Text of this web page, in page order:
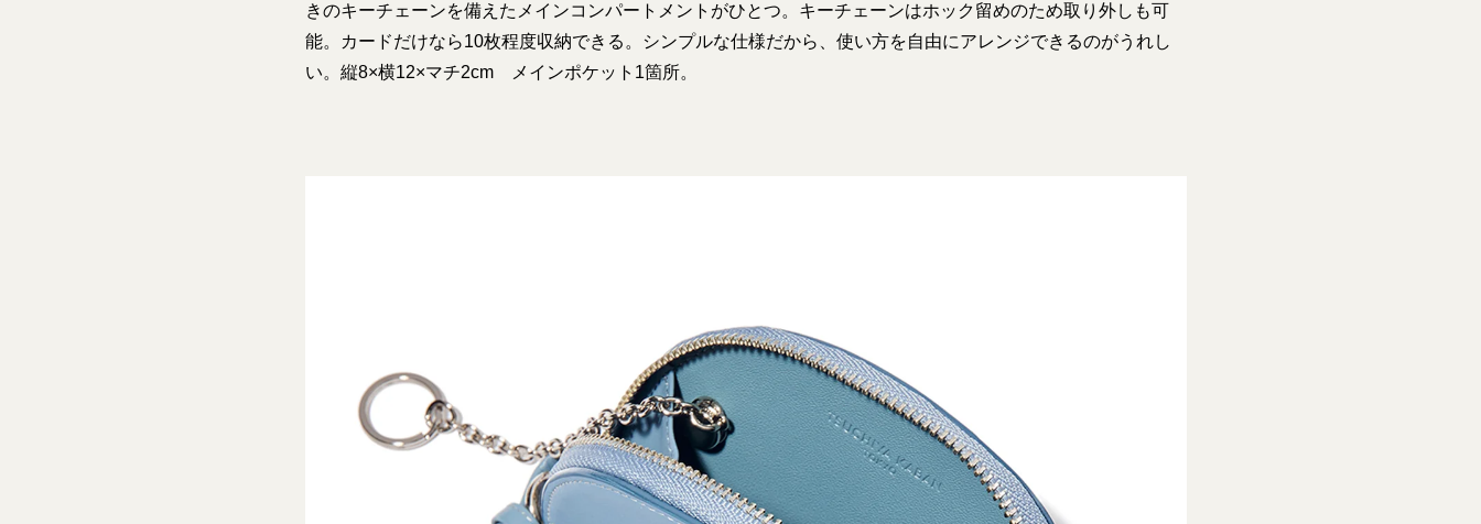
きのキーチェーンを備えたメインコンパートメントがひとつ。キーチェーンはホック留めのため取り外しも可
能。カードだけなら10枚程度収納できる。シンプルな仕様だから、使い方を自由にアレンジできるのがうれし
い。縦8×横12×マチ2cm メインポケット1箇所。